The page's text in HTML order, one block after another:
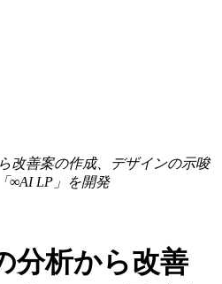
改善案の作成、デザインの示唆
∞AI LP」を開発
分析から改善